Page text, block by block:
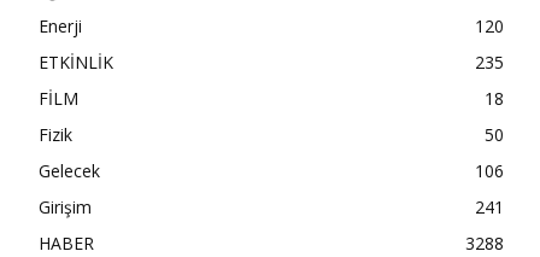
Enerji
120
ETKİNLİK
235
FİLM
18
Fizik
50
Gelecek
106
Girişim
241
HABER
3288